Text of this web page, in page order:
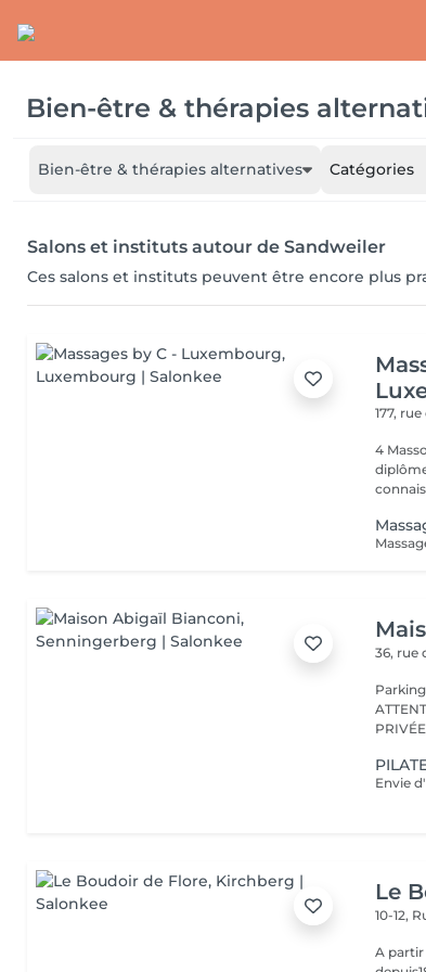
Bien-être & thérapies
Bien-être & thérapies alternatives Catégories
Salons et instituts autour de Sandweiler
Ces salons et instituts peuvent être encore plus
177,
4
36, rue
Le
10-12,
A partir du 02